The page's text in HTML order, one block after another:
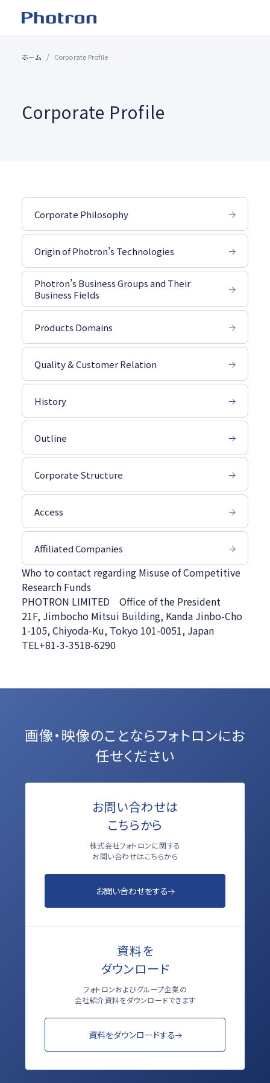
ホーム Corporate Profile
Corporate Profile
Corporate Philosophy
Origin of Photron’s Technologies
Photron’s Business Groups and Their
Business Fields
Products Domains
Quality & Customer Relation
History
Outline
Corporate Structure
Access
Affiliated Companies
Who to contact regarding Misuse of Competitive
Research Funds
PHOTRON LIMITED Office of the President
21F, Jimbocho Mitsui Building, Kanda Jinbo-Cho
1-105, Chiyoda-Ku, Tokyo 101-0051, Japan
TEL+81-3-3518-6290
画像・映像のことならフォトロンにお
任せください
お問い合わせは
こちらから
株式会社フォトロンに関する
お問い合わせはこちらから
お問い合わせをする
資料を
ダウンロード
フォトロンおよびグループ企業の
会社紹介資料をダウンロードできます
資料をダウンロードする